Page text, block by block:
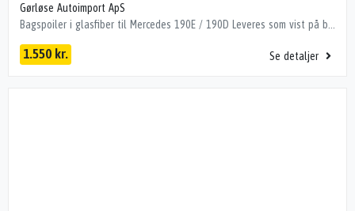
Gørløse Autoimport ApS
1.550 kr. Se detaljer